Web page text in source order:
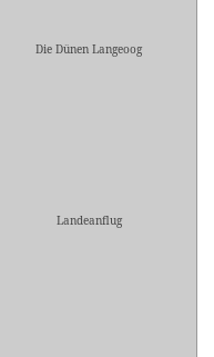
Die Dünen Langeoog
Landeanflug